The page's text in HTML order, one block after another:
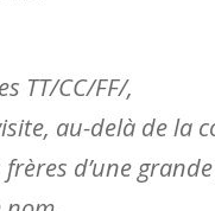
TT/CC/FF/,
au-delà de la
d’une